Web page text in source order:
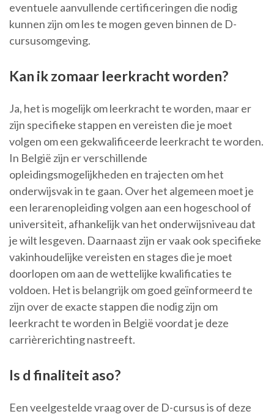
eventuele aanvullende certificeringen die nodig
kunnen zijn om les te mogen geven binnen de D-
cursusomgeving.
Kan ik zomaar leerkracht worden?
Ja, het is mogelijk om leerkracht te worden, maar er
zijn specifieke stappen en vereisten die je moet
volgen om een gekwalificeerde leerkracht te worden.
In België zijn er verschillende
opleidingsmogelijkheden en trajecten om het
onderwijsvak in te gaan. Over het algemeen moet je
een lerarenopleiding volgen aan een hogeschool of
universiteit, afhankelijk van het onderwijsniveau dat
je wilt lesgeven. Daarnaast zijn er vaak ook specifieke
vakinhoudelijke vereisten en stages die je moet
doorlopen om aan de wettelijke kwalificaties te
voldoen. Het is belangrijk om goed geïnformeerd te
zijn over de exacte stappen die nodig zijn om
leerkracht te worden in België voordat je deze
carrièrerichting nastreeft.
Is d finaliteit aso?
Een veelgestelde vraag over de D-cursus is of deze